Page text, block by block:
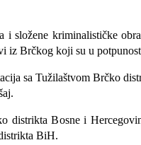
složene kriminalističke
iz Brčkog koji su u
sa Tužilaštvom Brčko
Bosne i
BiH.